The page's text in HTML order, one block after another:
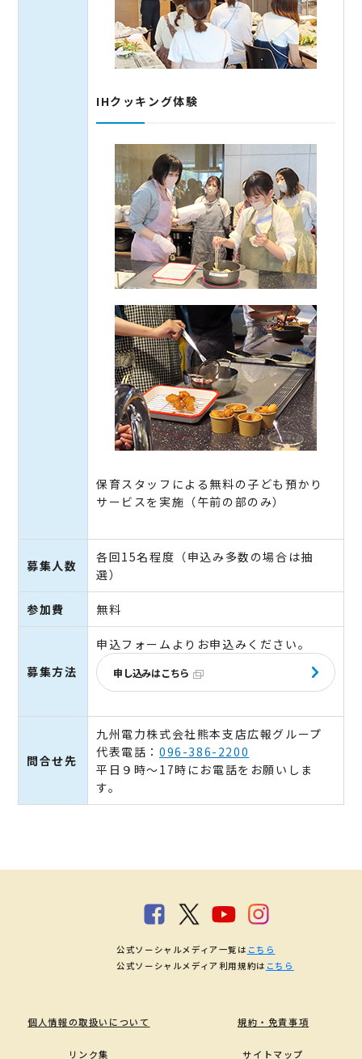
IHクッキング体験
保育スタッフによる無料の子ども預かり
サービスを実施（午前の部のみ）
募集人数
各回15名程度（申込み多数の場合は抽
選）
参加費 無料
募集方法
申込フォームよりお申込みください。
申し込みはこちら
問合せ先
九州電力株式会社熊本支店広報グループ
代表電話： 096-386-2200
平日９時～17時にお電話をお願いしま
す。
個人情報の取扱いについて 規約・免責事項
リンク集 サイトマップ
公式ソーシャルメディア一覧は こちら
公式ソーシャルメディア利用規約は こちら